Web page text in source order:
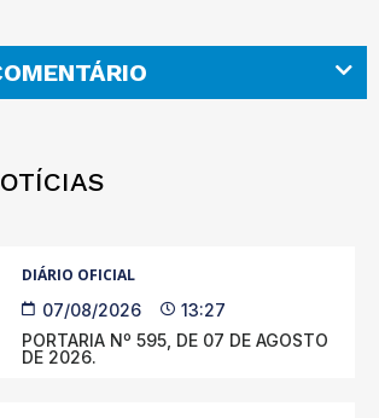
DIÁRIO OFICIAL
07/08/2026
13:27
PORTARIA Nº 595, DE 07 DE AGOSTO
DE 2026.